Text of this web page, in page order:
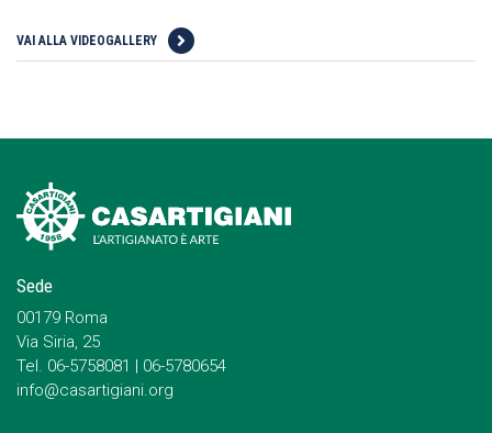
VAI ALLA VIDEOGALLERY
Sede
00179 Roma
Via Siria, 25
Tel. 06-5758081 | 06-5780654
info@casartigiani.org